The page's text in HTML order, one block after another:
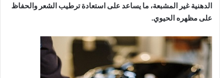
الدهنية غير المشبعة، ما يساعد على استعادة ترطيب الشعر والحفاظ
على مظهره الحيوي.